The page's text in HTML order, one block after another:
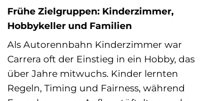
Frühe Zielgruppen: Kinderzimmer,
Hobbykeller und Familien
Als Autorennbahn Kinderzimmer war
Carrera oft der Einstieg in ein Hobby, das
über Jahre mitwuchs. Kinder lernten
Regeln, Timing und Fairness, während